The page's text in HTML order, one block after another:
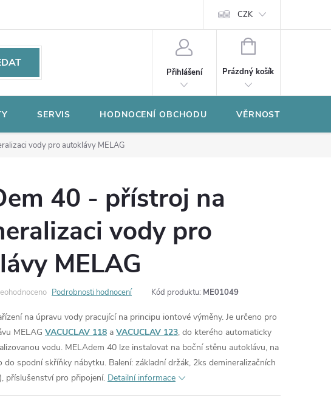
CZK
Přihlášení
NÁKUPNÍ
Prázdný košík
SERVIS HODNOCENÍ OBCHODU VĚRNOSTNÍ
vody pro autoklávy MELAG
40 - přístroj na
vody pro
MELAG
Podrobnosti hodnocení Kód produktu: ME01049
na úpravu vody pracující na principu iontové výměny. Je určeno pro
MELAG VACUCLAV 118 a VACUCLAV 123, do kterého automaticky
vodu. MELAdem 40 lze instalovat na boční stěnu autoklávu, na
do spodní skříňky nábytku. Balení: základní držák, 2ks demineralizačních
), příslušenství pro připojení. Detailní informace